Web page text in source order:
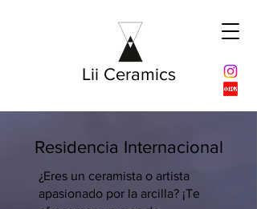
Lii Ceramics
Residencia Internacional
¿Eres un ceramista o artista
apasionado por la arcilla? ¡Te